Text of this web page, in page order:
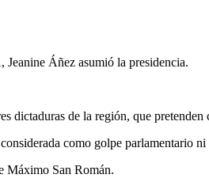
Áñez asumió la presidencia.
dictaduras de la región, que
como golpe parlamentario ni
Máximo San Román.